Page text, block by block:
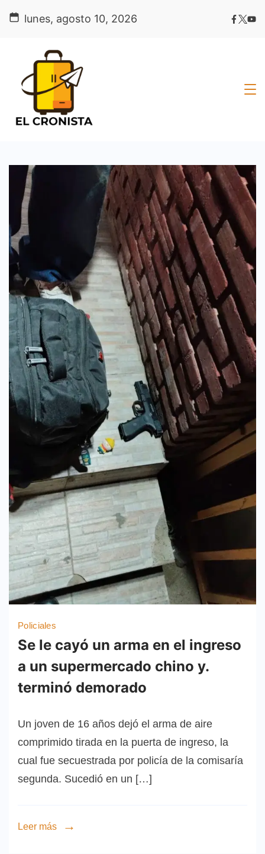
lunes, agosto 10, 2026
Policiales
Se le cayó un arma en el ingreso
a un supermercado chino y.
terminó demorado
Un joven de 16 años dejó el arma de aire
comprimido tirada en la puerta de ingreso, la
cual fue secuestrada por policía de la comisaría
segunda. Sucedió en un […]
Leer más